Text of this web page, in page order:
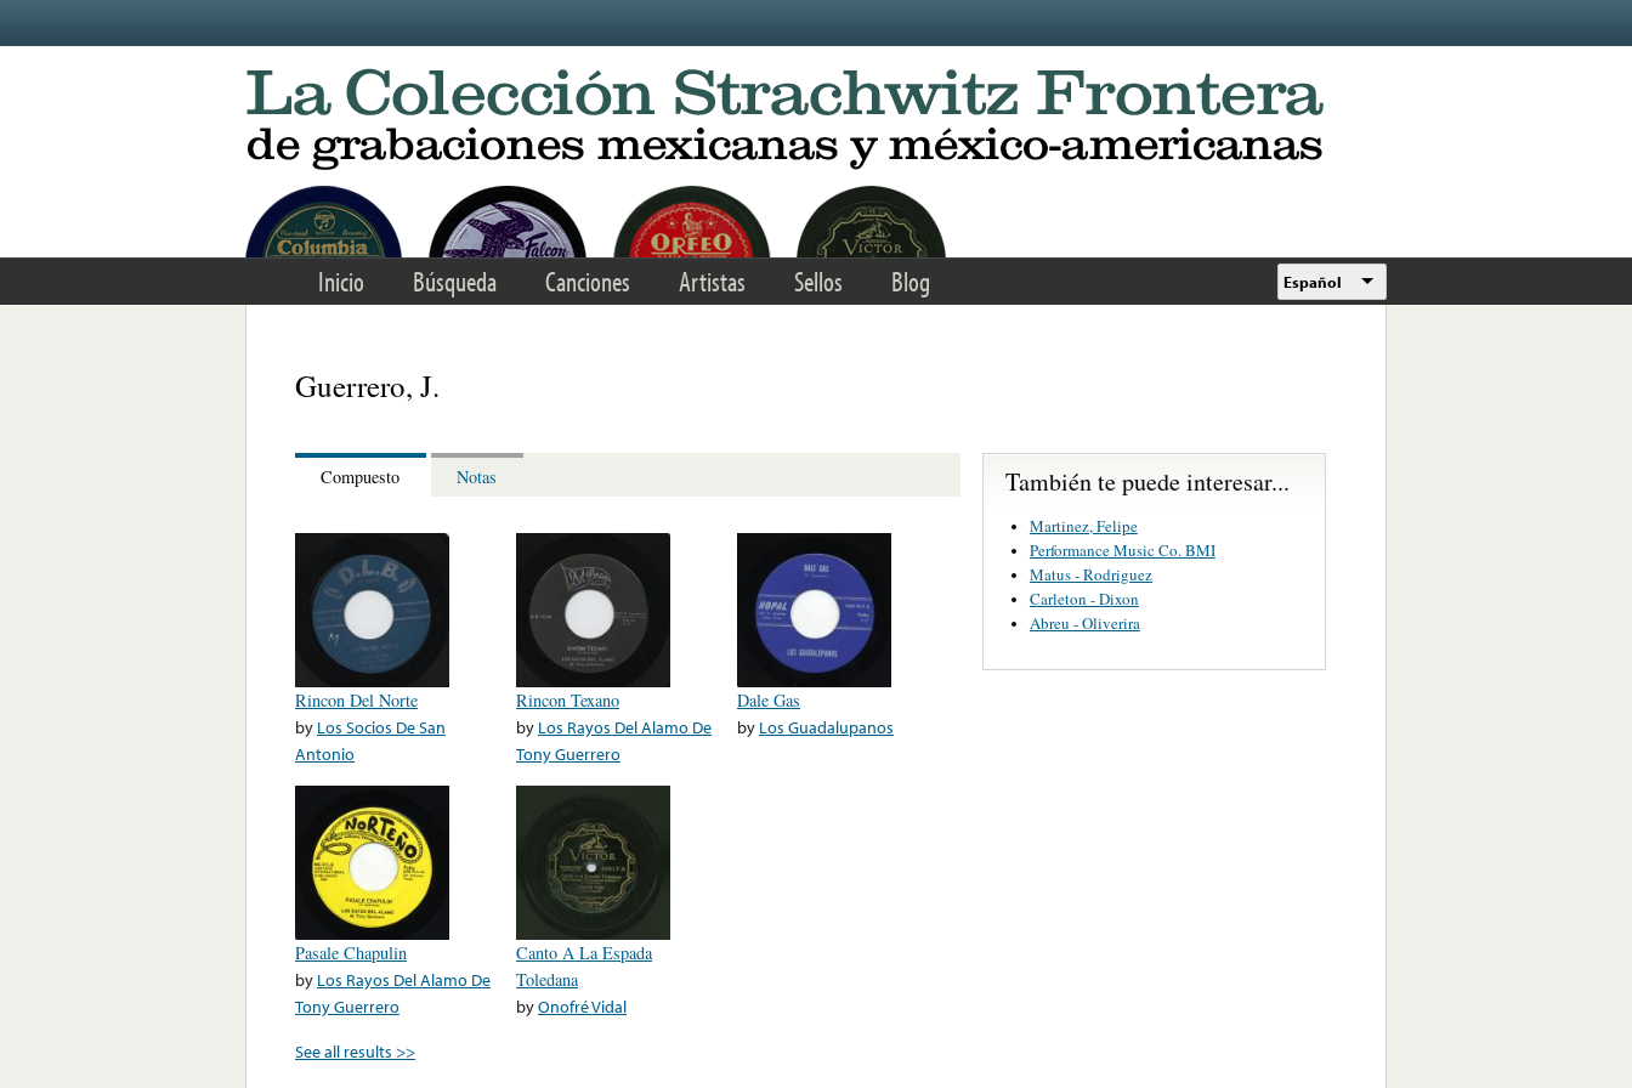
Inicio Búsqueda Canciones Artistas Sellos Blog Español
Guerrero, J.
Compuesto Notas
Rincon Del Norte
by Los Socios De San
Antonio
Rincon Texano
by Los Rayos Del Alamo De
Tony Guerrero
Dale Gas
by Los Guadalupanos
Pasale Chapulin
by Los Rayos Del Alamo De
Tony Guerrero
Canto A La Espada
Toledana
byOnofré Vidal
See all results >>
También te puede interesar...
Martinez, Felipe
Performance Music Co. BMI
Matus - Rodriguez
Carleton - Dixon
Abreu - Oliverira